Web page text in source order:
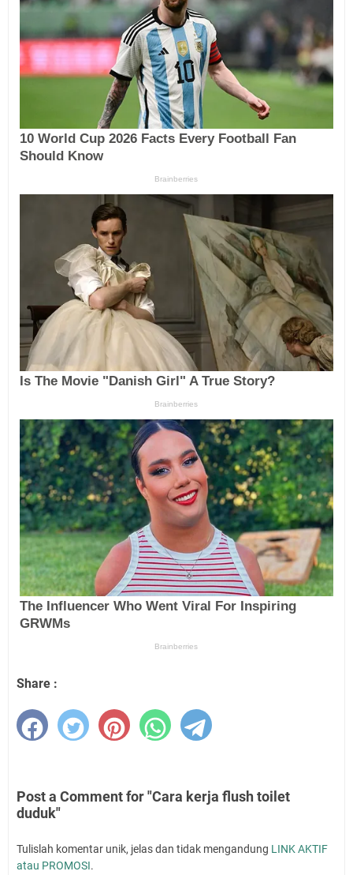
Share :
Post a Comment for "Cara kerja flush toilet
duduk"
Tulislah komentar unik, jelas dan tidak mengandung LINK AKTIF
atau PROMOSI.